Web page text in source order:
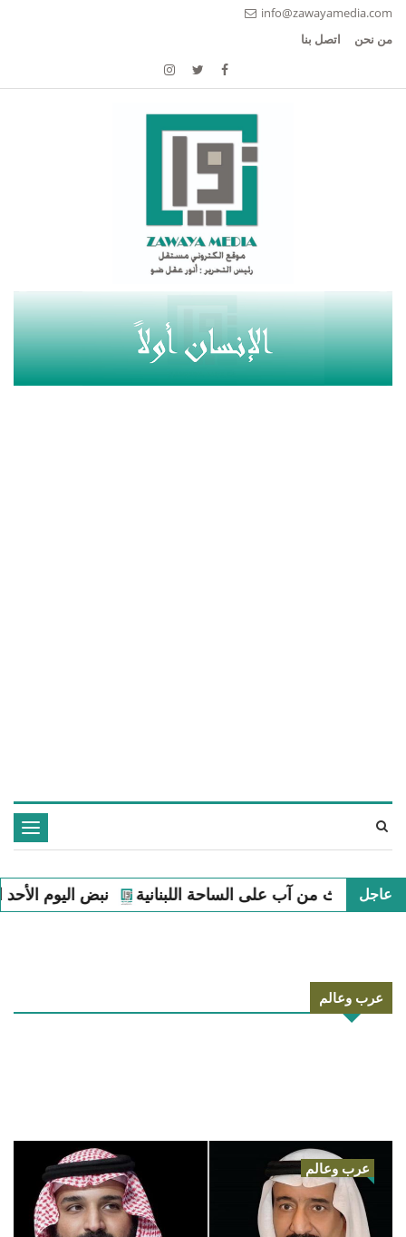
info@zawayamedia.com
من نحن
اتصل بنا
Toggle
navigation
عاجل
اللبنانية نبض اليوم الأحد الثاني من آب على الساحة
عرب وعالم
عرب وعالم